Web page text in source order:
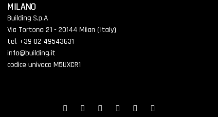
MILANO
Building S.p.A
Via Tortona 21 - 20144 Milan (Italy)
tel. +39 02 49543631
info@building.it
codice univoco M5UXCR1